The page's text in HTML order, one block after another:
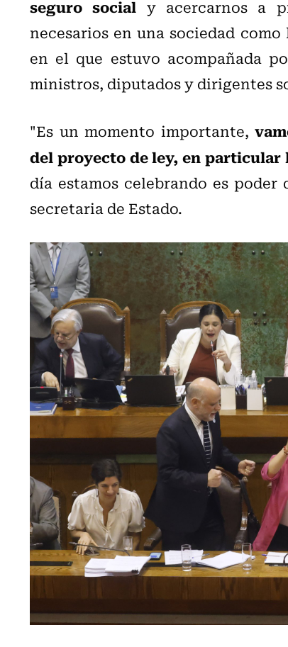
seguro social y acercarnos a
necesarios en una sociedad
en el que estuvo acompañada
ministros, diputados y dirigentes
"Es un momento importante,
del proyecto de ley, en particular
día estamos celebrando es
secretaria de Estado.